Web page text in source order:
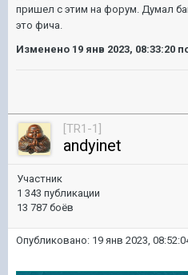
пришел с этим на форум. Думал
это фича.
Изменено 19 янв 2023, 08:33:20
[TR1-1]
andyinet
Участник
1 343 публикации
13 787 боёв
Опубликовано: 19 янв 2023,